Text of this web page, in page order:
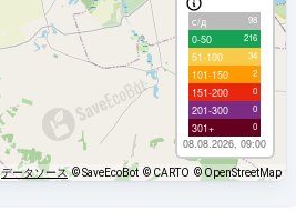
с/д 98
0-50 216
51-100 34
101-150 2
151-200 0
201-300 0
301+ 0
08.08.2026, 09:00
データソース © SaveEcoBot © CARTO © OpenStreetMap